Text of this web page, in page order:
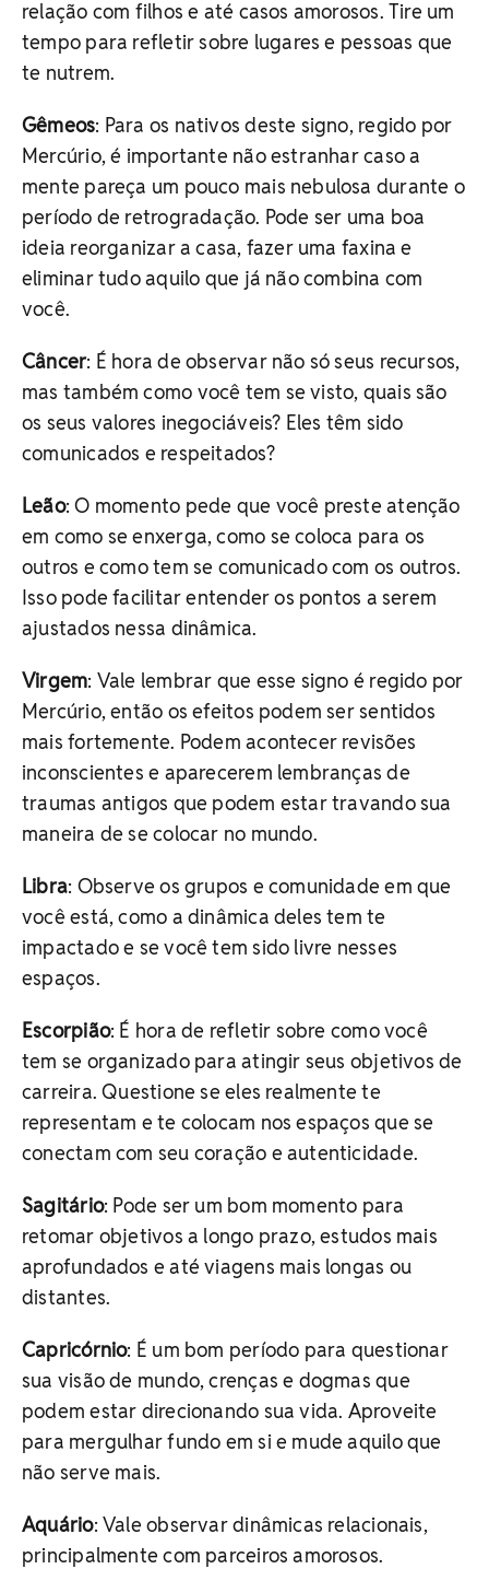
relação com filhos e até casos amorosos. Tire um
tempo para refletir sobre lugares e pessoas que
te nutrem.
Gêmeos: Para os nativos deste signo, regido por
Mercúrio, é importante não estranhar caso a
mente pareça um pouco mais nebulosa durante o
período de retrogradação. Pode ser uma boa
ideia reorganizar a casa, fazer uma faxina e
eliminar tudo aquilo que já não combina com
você.
Câncer: É hora de observar não só seus recursos,
mas também como você tem se visto, quais são
os seus valores inegociáveis? Eles têm sido
comunicados e respeitados?
Leão: O momento pede que você preste atenção
em como se enxerga, como se coloca para os
outros e como tem se comunicado com os outros.
Isso pode facilitar entender os pontos a serem
ajustados nessa dinâmica.
Virgem: Vale lembrar que esse signo é regido por
Mercúrio, então os efeitos podem ser sentidos
mais fortemente. Podem acontecer revisões
inconscientes e aparecerem lembranças de
traumas antigos que podem estar travando sua
maneira de se colocar no mundo.
Libra: Observe os grupos e comunidade em que
você está, como a dinâmica deles tem te
impactado e se você tem sido livre nesses
espaços.
Escorpião: É hora de refletir sobre como você
tem se organizado para atingir seus objetivos de
carreira. Questione se eles realmente te
representam e te colocam nos espaços que se
conectam com seu coração e autenticidade.
Sagitário: Pode ser um bom momento para
retomar objetivos a longo prazo, estudos mais
aprofundados e até viagens mais longas ou
distantes.
Capricórnio: É um bom período para questionar
sua visão de mundo, crenças e dogmas que
podem estar direcionando sua vida. Aproveite
para mergulhar fundo em si e mude aquilo que
não serve mais.
Aquário: Vale observar dinâmicas relacionais,
principalmente com parceiros amorosos.